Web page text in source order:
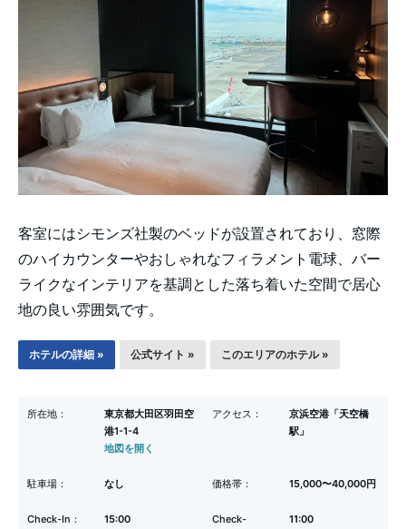
客室にはシモンズ社製のベッドが設置されており、窓際
のハイカウンターやおしゃれなフィラメント電球、バー
ライクなインテリアを基調とした落ち着いた空間で居心
地の良い雰囲気です。
ホテルの詳細 » 公式サイト » このエリアのホテル »
所在地：
東京都大田区羽田空
港1-1-4
地図を開く
アクセス：
京浜空港「天空橋
駅」
駐車場： なし 価格帯： 15,000〜40,000円
Check-In： 15:00
Check-
11:00